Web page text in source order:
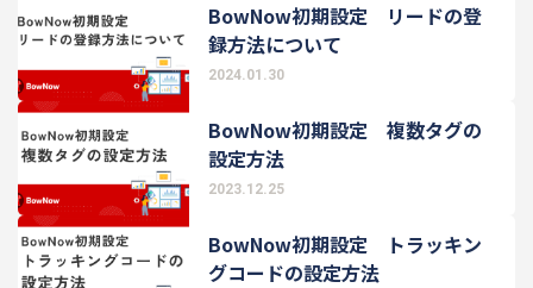
BowNow初期設定 リードの登
録方法について
2024.01.30
BowNow初期設定 複数タグの
設定方法
2023.12.25
BowNow初期設定 トラッキン
グコードの設定方法